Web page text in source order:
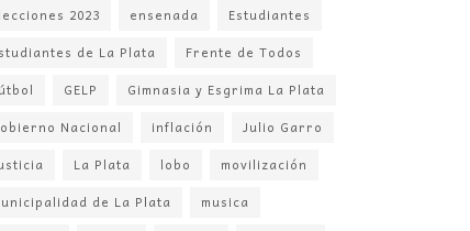
2023
ensenada
Estudiantes
de La Plata
Frente de Todos
GELP
Gimnasia y Esgrima La Plata
Nacional
inflación
Julio Garro
La Plata lobo
movilización
de La Plata
musica